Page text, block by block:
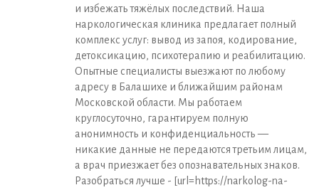
и избежать тяжёлых последствий. Наша
наркологическая клиника предлагает полный
комплекс услуг: вывод из запоя, кодирование,
детоксикацию, психотерапию и реабилитацию.
Опытные специалисты выезжают по любому
адресу в Балашихе и ближайшим районам
Московской области. Мы работаем
круглосуточно, гарантируем полную
анонимность и конфиденциальность —
никакие данные не передаются третьим лицам,
а врач приезжает без опознавательных знаков.
Разобраться лучше - [url=https://narkolog-na-